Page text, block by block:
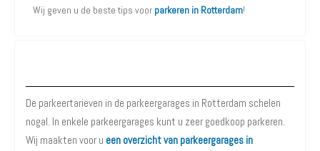
Wij geven u de beste tips voor parkeren in Rotterdam!
De parkeertarieven in de parkeergarages in Rotterdam schelen
nogal. In enkele parkeergarages kunt u zeer goedkoop parkeren.
Wij maakten voor u een overzicht van parkeergarages in